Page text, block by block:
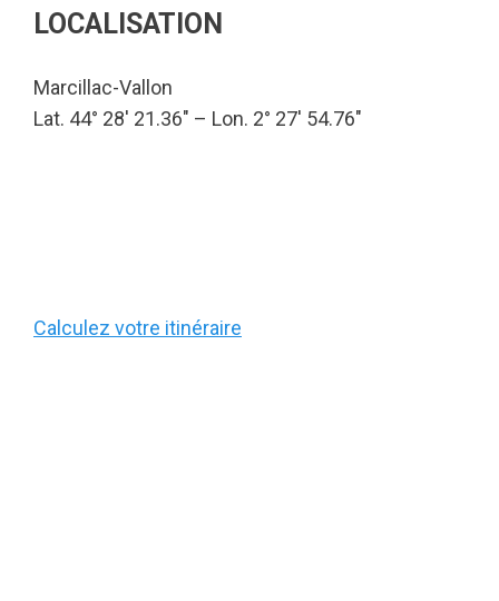
LOCALISATION
Marcillac-Vallon
Lat. 44° 28′ 21.36″ – Lon. 2° 27′ 54.76″
Calculez votre itinéraire